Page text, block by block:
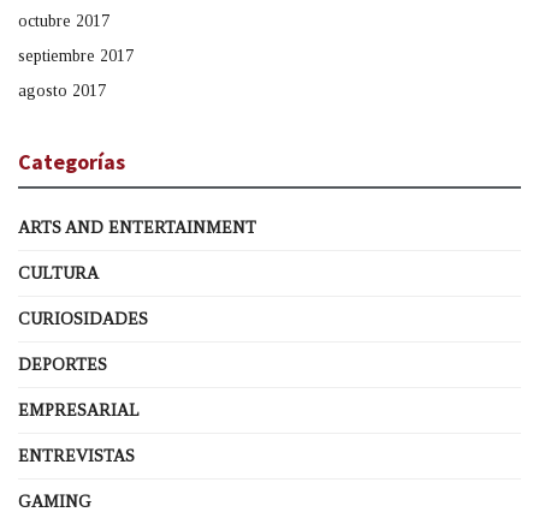
octubre 2017
septiembre 2017
agosto 2017
Categorías
ARTS AND ENTERTAINMENT
CULTURA
CURIOSIDADES
DEPORTES
EMPRESARIAL
ENTREVISTAS
GAMING